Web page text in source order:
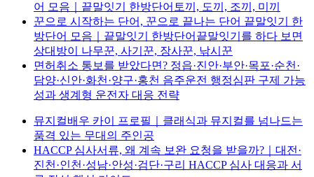
어 모음｜끝말잇기 한방단어토끼, 도끼, 조끼, 미끼
꾼으로 시작하는 단어, 꾼으로 끝나는 단어 끝말잇기 한
방단어 모음｜끝말잇기 한방단어끝말잇기를 하다 보면
상대방이 나무꾼, 사기꾼, 장사꾼, 낚시꾼
면허취소 통보를 받았다면? 정읍·진안·부안·목포·순천·
담양·신안·화천·양구·홍천 음주운전 행정심판 구제 가능
성과 생계형 운전자 대응 전략
뮤지컬배우 카이 프로필｜클래식과 뮤지컬를 넘나드는
품격 있는 무대의 주인공
HACCP 심사서류, 왜 계속 보완 요청을 받을까?｜대전·
진천·인천·성남·안성·검단·구리 HACCP 심사 대응과 서